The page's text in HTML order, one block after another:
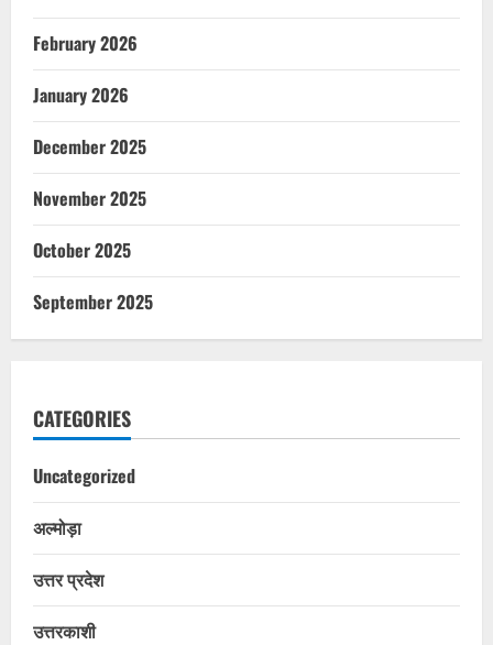
February 2026
January 2026
December 2025
November 2025
October 2025
September 2025
CATEGORIES
Uncategorized
अल्मोड़ा
उत्तर प्रदेश
उत्तरकाशी